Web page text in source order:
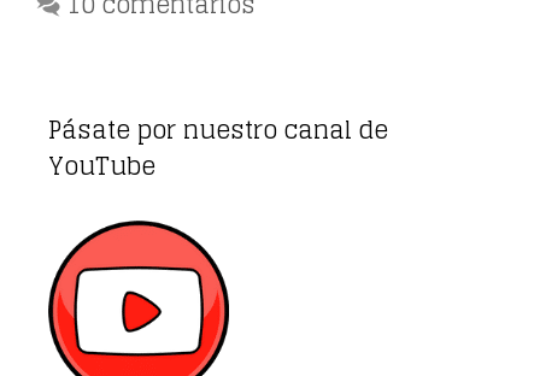
Pásate por nuestro canal de
YouTube